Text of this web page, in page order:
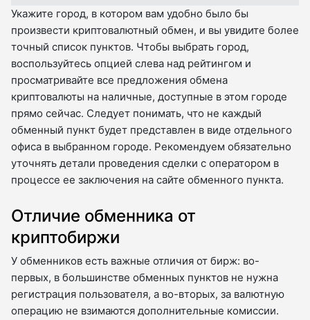
Укажите город, в котором вам удобно было бы
произвести криптовалютный обмен, и вы увидите более
точный список пунктов. Чтобы выбрать город,
воспользуйтесь опцией слева над рейтингом и
просматривайте все предложения обмена
криптовалюты на наличные, доступные в этом городе
прямо сейчас. Следует понимать, что не каждый
обменный пункт будет представлен в виде отдельного
офиса в выбранном городе. Рекомендуем обязательно
уточнять детали проведения сделки с оператором в
процессе ее заключения на сайте обменного пункта.
Отличие обменника от
криптобиржи
У обменников есть важные отличия от бирж: во-
первых, в большинстве обменных пунктов не нужна
регистрация пользователя, а во-вторых, за валютную
операцию не взимаются дополнительные комиссии.